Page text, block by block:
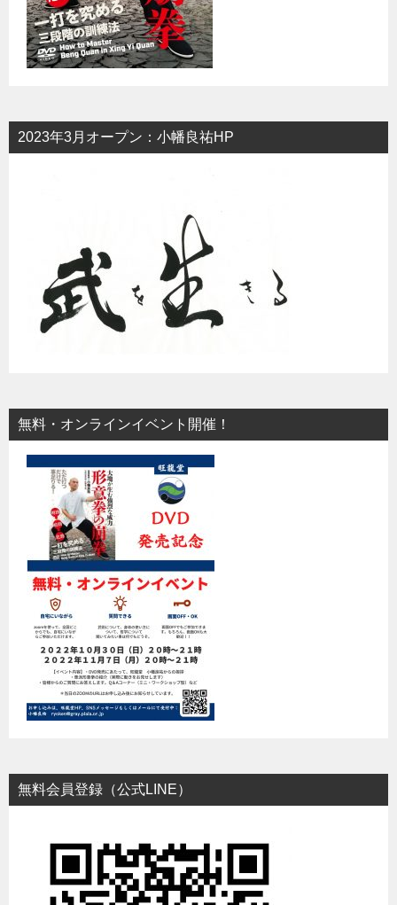
2023年3月オープン：小幡良祐HP
無料・オンラインイベント開催！
無料会員登録（公式LINE）